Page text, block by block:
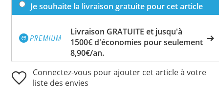
Je souhaite la livraison gratuite pour cet article
Livraison GRATUITE et jusqu'à
1500€ d'économies pour seulement
8,90€/an.
Connectez-vous pour ajouter cet article à votre
liste des envies